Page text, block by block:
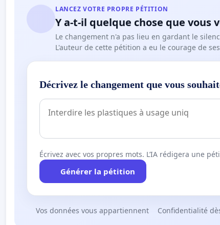
LANCEZ VOTRE PROPRE PÉTITION
Y a-t-il quelque chose que vous
Le changement n'a pas lieu en gardant le
L'auteur de cette pétition a eu le courage de
Décrivez le changement que vous
Écrivez avec vos propres mots. L’IA rédigera une
Générer la pétition
Vos données vous appartiennent Confidentialité